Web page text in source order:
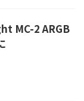
MC-2 ARGB